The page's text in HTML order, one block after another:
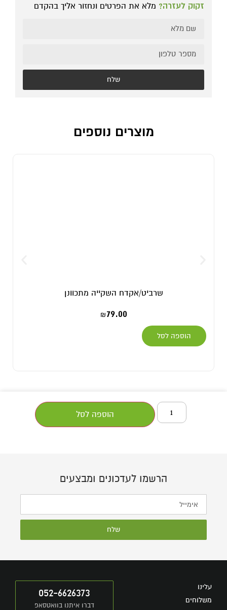
זקוק לעזרה? מלא את הפרטים ונחזור אליך בהקדם
שלח
מוצרים נוספים
שרביט/אקדח השקייה מתכוונן
₪79.00
הוספה לסל
הוספה לסל
הרשמו לעדכונים ומבצעים
שלח
עלינו
משלוחים
052-6626373
דברו איתנו בוואטסאפ